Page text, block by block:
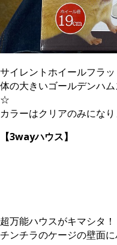
サイレントホイールフラ
体の大きいゴールデンハ
☆
カラーはクリアのみにな
【3wayハウス】
超万能ハウスがキマシタ！
チンチラのケージの壁面に